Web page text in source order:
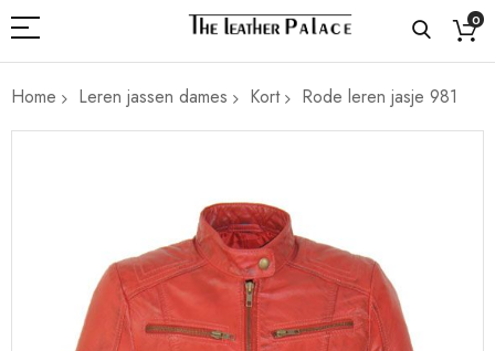
0
Home Leren jassen dames Kort Rode leren jasje 981